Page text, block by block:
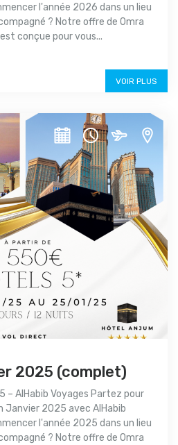
l'année 2026 dans un lieu
? Notre offre de Omra
conçue pour vous...
VOIR PLUS
2025 (complet)
– AlHabib Voyages Partez pour
Janvier 2025 avec AlHabib
l'année 2025 dans un lieu
? Notre offre de Omra